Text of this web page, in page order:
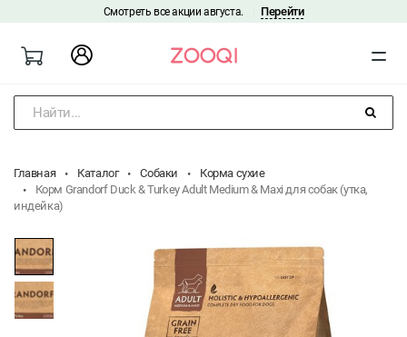
Смотреть все акции августа. Перейти
Найти...
Главная Каталог Собаки
Корма сухие
Корм Grandorf Duck & Turkey Adult Medium & Maxi для собак (утка,
индейка)